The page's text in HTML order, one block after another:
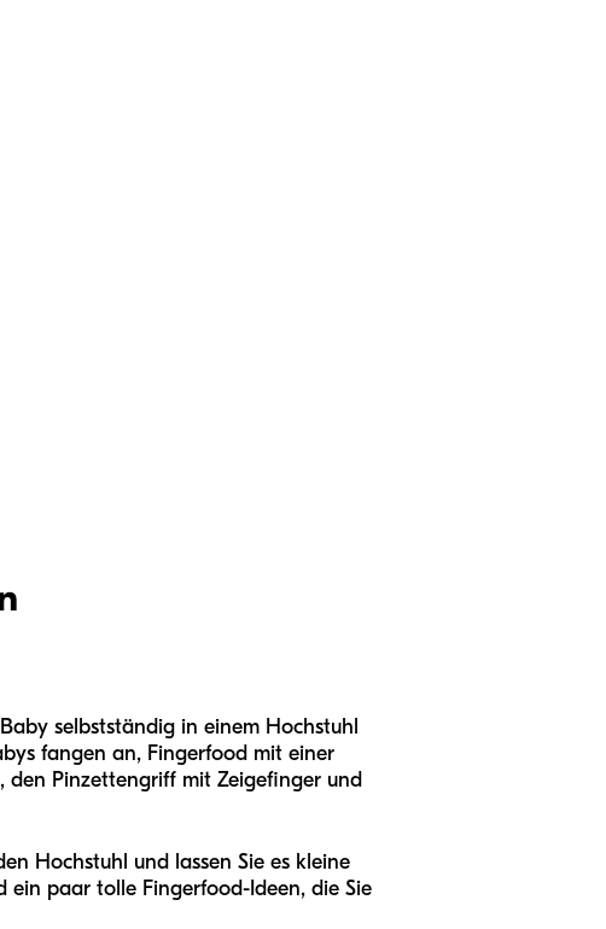
selbstständig in einem Hochstuhl
fangen an, Fingerfood mit einer
den Pinzettengriff mit Zeigefinger und
Hochstuhl und lassen Sie es kleine
ein paar tolle Fingerfood-Ideen, die Sie